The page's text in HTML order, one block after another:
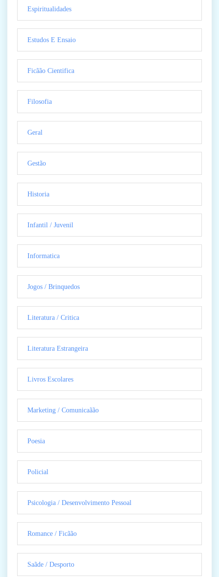
Espiritualidades
Estudos E Ensaio
Ficãão Cientifica
Filosofia
Geral
Gestão
Historia
Infantil / Juvenil
Informatica
Jogos / Brinquedos
Literatura / Critica
Literatura Estrangeira
Livros Escolares
Marketing / Comunicaãão
Poesia
Policial
Psicologia / Desenvolvimento Pessoal
Romance / Ficãão
Saãde / Desporto